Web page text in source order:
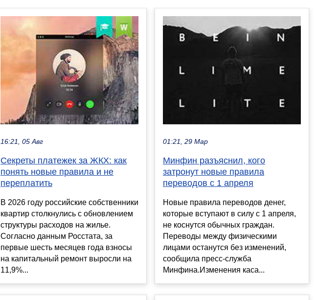
16:21, 05 Авг
Секреты платежек за ЖКХ: как
понять новые правила и не
переплатить
В 2026 году российские собственники
квартир столкнулись с обновлением
структуры расходов на жилье.
Согласно данным Росстата, за
первые шесть месяцев года взносы
на капитальный ремонт выросли на
11,9%...
01:21, 29 Мар
Минфин разъяснил, кого
затронут новые правила
переводов с 1 апреля
Новые правила переводов денег,
которые вступают в силу с 1 апреля,
не коснутся обычных граждан.
Переводы между физическими
лицами останутся без изменений,
сообщила пресс-служба
Минфина.Изменения каса...